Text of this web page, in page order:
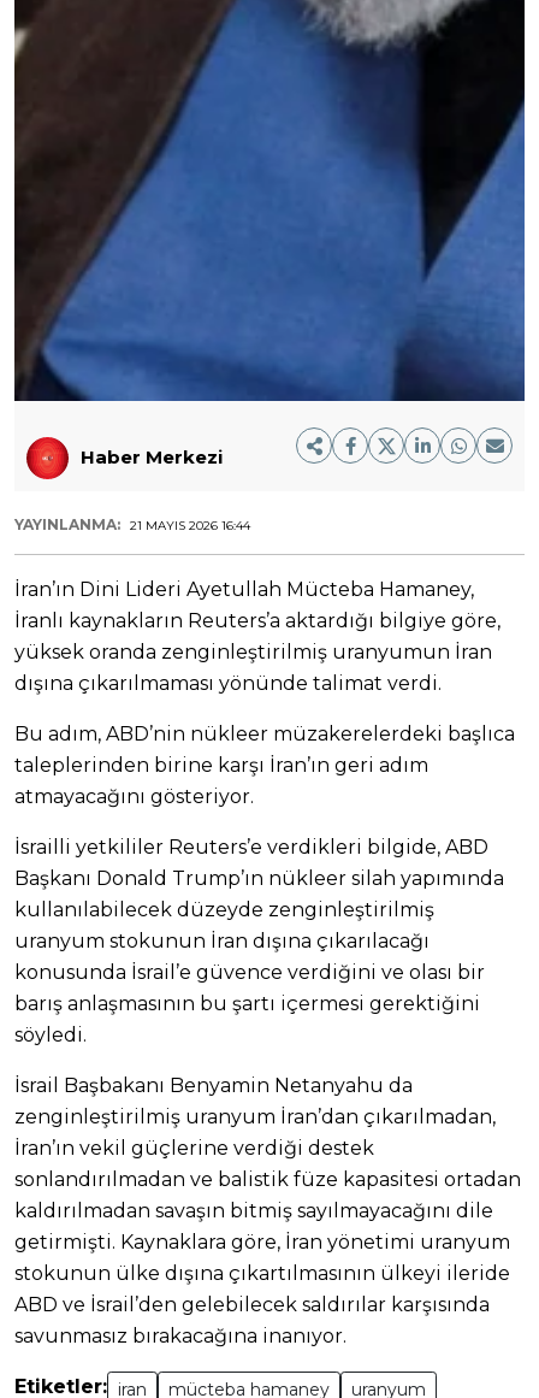
Haber Merkezi
YAYINLANMA: 21 MAYIS 2026 16:44
İran’ın Dini Lideri Ayetullah Mücteba Hamaney,
İranlı kaynakların Reuters’a aktardığı bilgiye göre,
yüksek oranda zenginleştirilmiş uranyumun İran
dışına çıkarılmaması yönünde talimat verdi.
Bu adım, ABD’nin nükleer müzakerelerdeki başlıca
taleplerinden birine karşı İran’ın geri adım
atmayacağını gösteriyor.
İsrailli yetkililer Reuters’e verdikleri bilgide, ABD
Başkanı Donald Trump’ın nükleer silah yapımında
kullanılabilecek düzeyde zenginleştirilmiş
uranyum stokunun İran dışına çıkarılacağı
konusunda İsrail’e güvence verdiğini ve olası bir
barış anlaşmasının bu şartı içermesi gerektiğini
söyledi.
İsrail Başbakanı Benyamin Netanyahu da
zenginleştirilmiş uranyum İran’dan çıkarılmadan,
İran’ın vekil güçlerine verdiği destek
sonlandırılmadan ve balistik füze kapasitesi ortadan
kaldırılmadan savaşın bitmiş sayılmayacağını dile
getirmişti. Kaynaklara göre, İran yönetimi uranyum
stokunun ülke dışına çıkartılmasının ülkeyi ileride
ABD ve İsrail’den gelebilecek saldırılar karşısında
savunmasız bırakacağına inanıyor.
Etiketler: iran mücteba hamaney uranyum